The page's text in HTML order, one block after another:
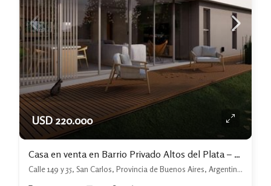
USD 220.000
Casa en venta en Barrio Privado Altos del Plata – Calle 149 y 35, San Carlos
Calle 149 y 35, San Carlos, Provincia de Buenos Aires, Argentina, La Plata, La Plata